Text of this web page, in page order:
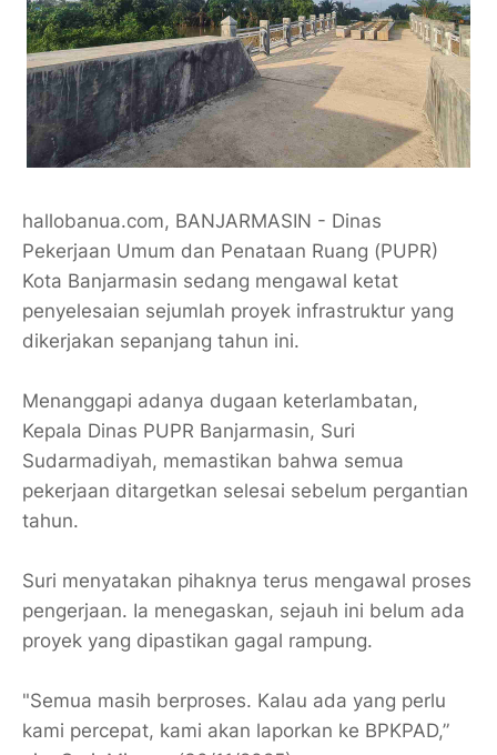
hallobanua.com, BANJARMASIN - Dinas
Pekerjaan Umum dan Penataan Ruang (PUPR)
Kota Banjarmasin sedang mengawal ketat
penyelesaian sejumlah proyek infrastruktur yang
dikerjakan sepanjang tahun ini.
Menanggapi adanya dugaan keterlambatan,
Kepala Dinas PUPR Banjarmasin, Suri
Sudarmadiyah, memastikan bahwa semua
pekerjaan ditargetkan selesai sebelum pergantian
tahun.
Suri menyatakan pihaknya terus mengawal proses
pengerjaan. Ia menegaskan, sejauh ini belum ada
proyek yang dipastikan gagal rampung.
"Semua masih berproses. Kalau ada yang perlu
kami percepat, kami akan laporkan ke BPKPAD,”